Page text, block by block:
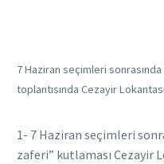
7 Haziran seçimleri sonrasında
toplantısında Cezayir
1- 7 Haziran seçimleri
zaferi” kutlaması Cezayir